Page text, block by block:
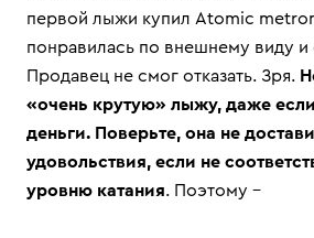
первой лыжи купил Atomic metron
понравилась по внешнему виду
Продавец не смог отказать. Зря.
«очень крутую» лыжу, даже если
деньги. Поверьте, она не
удовольствия, если не
уровню катания. Поэтому –